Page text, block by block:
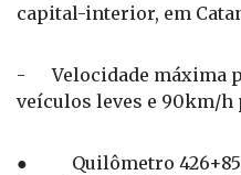
capital-interior, em
- Velocidade máxima
veículos leves e 90km/h
● Quilômetro